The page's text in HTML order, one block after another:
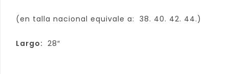
(en talla nacional equivale a: 38. 40. 42. 44.)
Largo: 28″